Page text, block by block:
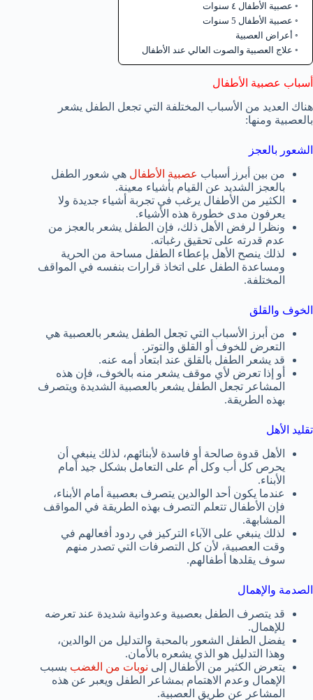
عصبية الأطفال ٤ سنوات
عصبية الأطفال 5 سنوات
أعراض العصبية
علاج العصبية والصوت العالي عند الأطفال
أسباب عصبية الأطفال
هناك العديد من الأسباب المختلفة التي تجعل الطفل يشعر
بالعصبية ومنها:
الشعور بالعجز
من بين أبرز أسباب عصبية الأطفال هي شعور الطفل
بالعجز الشديد عن القيام بأشياء معينة.
الكثير من الأطفال يرغب في تجربة أشياء جديدة ولا
يعرفون مدى خطورة هذه الأشياء.
ونظرا لرفض الأهل ذلك، فإن الطفل يشعر بالعجز من
عدم قدرته على تحقيق رغباته.
لذلك ينصح الأهل بإعطاء الطفل مساحة من الحرية
ومساعدة الطفل على اتخاذ قرارات بنفسه في المواقف
المختلفة.
الخوف والقلق
من أبرز الأسباب التي تجعل الطفل يشعر بالعصبية هي
التعرض للخوف أو القلق والتوتر.
قد يشعر الطفل بالقلق عند ابتعاد أمه عنه.
أو إذا تعرض لأي موقف يشعر منه بالخوف، فإن هذه
المشاعر تجعل الطفل يشعر بالعصبية الشديدة ويتصرف
بهذه الطريقة.
تقليد الأهل
الأهل قدوة صالحة أو فاسدة لأبنائهم، لذلك ينبغي أن
يحرص كل أب وكل أم على التعامل بشكل جيد أمام
الأبناء.
عندما يكون أحد الوالدين يتصرف بعصبية أمام الأبناء،
فإن الأطفال تتعلم التصرف بهذه الطريقة في المواقف
المشابهة.
لذلك ينبغي على الآباء التركيز في ردود أفعالهم في
وقت العصبية، لأن كل التصرفات التي تصدر منهم
سوف يقلدها أطفالهم.
الصدمة والإهمال
قد يتصرف الطفل بعصبية وعدوانية شديدة عند تعرضه
للإهمال.
يفضل الطفل الشعور بالمحبة والتدليل من الوالدين،
وهذا التدليل هو الذي يشعره بالأمان.
يتعرض الكثير من الأطفال إلى نوبات من الغضب بسبب
الإهمال وعدم الاهتمام بمشاعر الطفل ويعبر عن هذه
المشاعر عن طريق العصبية.